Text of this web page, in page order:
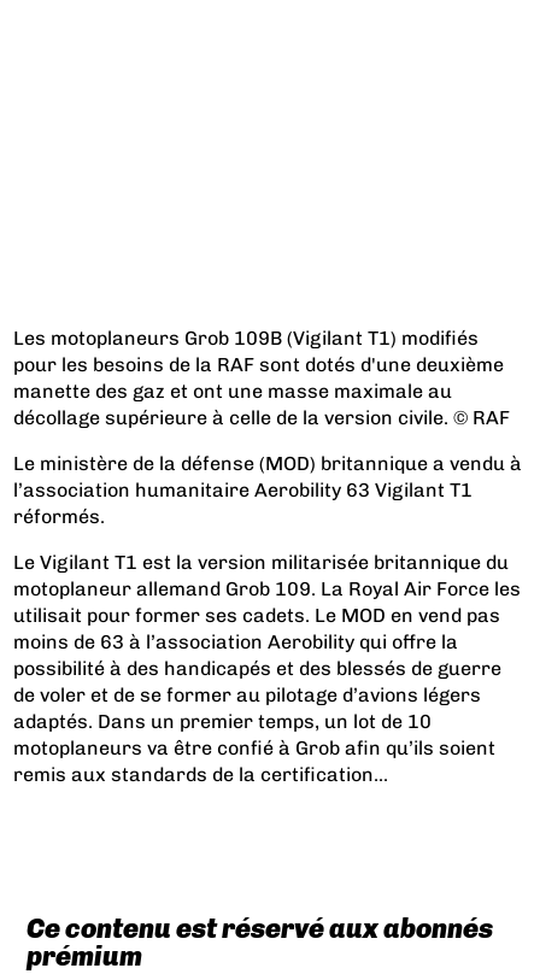
Les motoplaneurs Grob 109B (Vigilant T1) modifiés
pour les besoins de la RAF sont dotés d'une deuxième
manette des gaz et ont une masse maximale au
décollage supérieure à celle de la version civile. © RAF
Le ministère de la défense (MOD) britannique a vendu à
l’association humanitaire Aerobility 63 Vigilant T1
réformés.
Le Vigilant T1 est la version militarisée britannique du
motoplaneur allemand Grob 109. La Royal Air Force les
utilisait pour former ses cadets. Le MOD en vend pas
moins de 63 à l’association Aerobility qui offre la
possibilité à des handicapés et des blessés de guerre
de voler et de se former au pilotage d’avions légers
adaptés. Dans un premier temps, un lot de 10
motoplaneurs va être confié à Grob afin qu’ils soient
remis aux standards de la certification...
Ce contenu est réservé aux abonnés
prémium